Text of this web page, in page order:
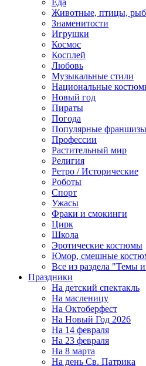
Еда
Животные, птицы,
Знаменитости
Игрушки
Космос
Косплей
Любовь
Музыкальные стили
Национальные
Новый год
Пираты
Погода
Популярные франшизы
Профессии
Растительный мир
Религия
Ретро / Исторические
Роботы
Спорт
Ужасы
Фраки и смокинги
Цирк
Школа
Эротические костюмы
Юмор, смешные
Все из раздела "Темы
Праздники
На детский спектакль
На масленицу
На Октоберфест
На Новый Год 2026
На 14 февраля
На 23 февраля
На 8 марта
На день Св. Патрика